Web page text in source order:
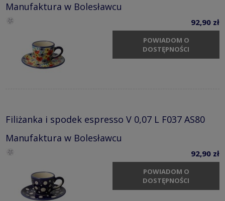
Manufaktura w Bolesławcu
92,90 zł
POWIADOM O
DOSTĘPNOŚCI
Filiżanka i spodek espresso V 0,07 L F037 AS80
Manufaktura w Bolesławcu
92,90 zł
POWIADOM O
DOSTĘPNOŚCI